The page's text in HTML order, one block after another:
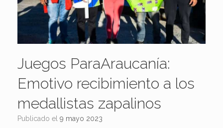
Juegos ParaAraucanía:
Emotivo recibimiento a los
medallistas zapalinos
Publicado el 9 mayo 2023